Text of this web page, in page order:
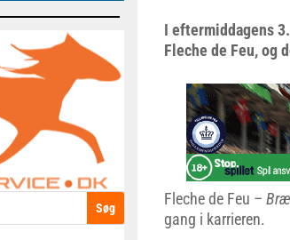
I eftermiddagens
Fleche de Feu, og
Fleche de Feu –
gang i karrieren.